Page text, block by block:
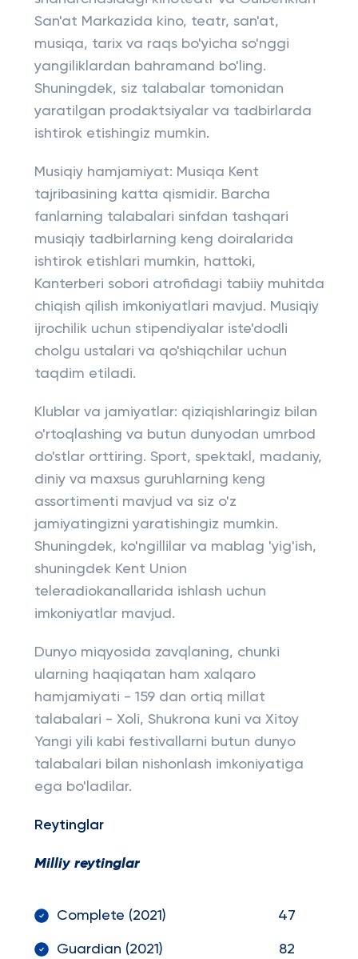
San'at Markazida kino, teatr, san'at,
musiqa, tarix va raqs bo'yicha so'nggi
yangiliklardan bahramand bo'ling.
Shuningdek, siz talabalar tomonidan
yaratilgan prodaktsiyalar va tadbirlarda
ishtirok etishingiz mumkin.
Musiqiy hamjamiyat: Musiqa Kent
tajribasining katta qismidir. Barcha
fanlarning talabalari sinfdan tashqari
musiqiy tadbirlarning keng doiralarida
ishtirok etishlari mumkin, hattoki,
Kanterberi sobori atrofidagi tabiiy muhitda
chiqish qilish imkoniyatlari mavjud. Musiqiy
ijrochilik uchun stipendiyalar iste'dodli
cholgu ustalari va qo'shiqchilar uchun
taqdim etiladi.
Klublar va jamiyatlar: qiziqishlaringiz bilan
o'rtoqlashing va butun dunyodan umrbod
do'stlar orttiring. Sport, spektakl, madaniy,
diniy va maxsus guruhlarning keng
assortimenti mavjud va siz o'z
jamiyatingizni yaratishingiz mumkin.
Shuningdek, ko'ngillilar va mablag 'yig'ish,
shuningdek Kent Union
teleradiokanallarida ishlash uchun
imkoniyatlar mavjud.
Dunyo miqyosida zavqlaning, chunki
ularning haqiqatan ham xalqaro
hamjamiyati - 159 dan ortiq millat
talabalari - Xoli, Shukrona kuni va Xitoy
Yangi yili kabi festivallarni butun dunyo
talabalari bilan nishonlash imkoniyatiga
ega bo'ladilar.
Reytinglar
Milliy reytinglar
Complete (2021) 47
Guardian (2021) 82